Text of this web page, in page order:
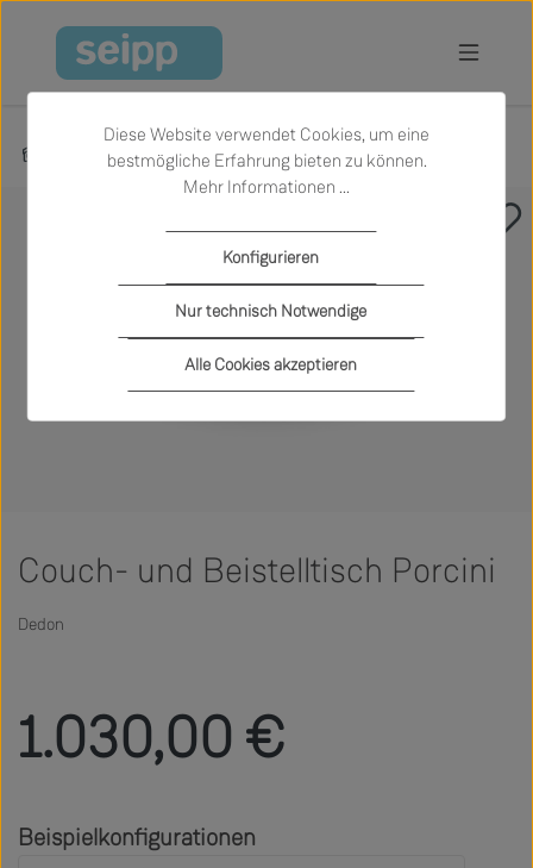
Zum Hauptinhalt springen
Produkte Garten Outdoor-Beistelltische
Couch- und Beistelltisch Porcini
Dedon
1.030,00 €
Beispielkonfigurationen
Diese Website verwendet Cookies, um eine
bestmögliche Erfahrung bieten zu können.
Mehr Informationen ...
Nur technisch Notwendige
Konfigurieren
Alle Cookies akzeptieren